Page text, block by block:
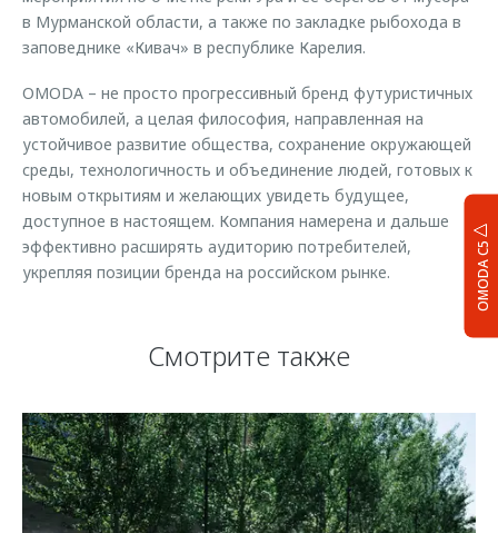
OMODA C5
в Мурманской области, а также по закладке рыбохода в
заповеднике «Кивач» в республике Карелия.
ОMODA – не просто прогрессивный бренд футуристичных
автомобилей, а целая философия, направленная на
устойчивое развитие общества, сохранение окружающей
среды, технологичность и объединение людей, готовых к
новым открытиям и желающих увидеть будущее,
доступное в настоящем. Компания намерена и дальше
эффективно расширять аудиторию потребителей,
укрепляя позиции бренда на российском рынке.
Смотрите также